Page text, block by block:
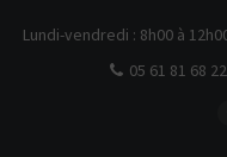
Lundi-vendredi : 8h00 à
05 61 81 68 22